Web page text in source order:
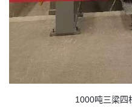
1000吨三梁四